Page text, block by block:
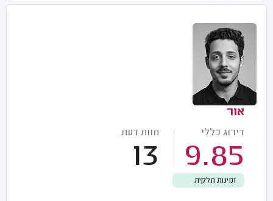
אור
דירוג כללי
9.85
חוות דעת
13
זמינות חלקית